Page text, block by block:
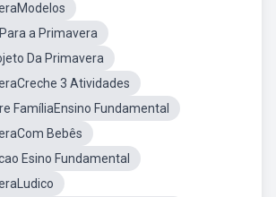
a Primavera
Da Primavera
3 Atividades
FamíliaEnsino Fundamental
Bebês
Esino Fundamental